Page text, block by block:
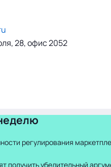
28, офис 2052
регулирования
получить убедительный